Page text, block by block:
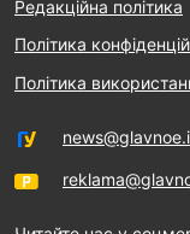
Редакційна політика
Політика
Політика